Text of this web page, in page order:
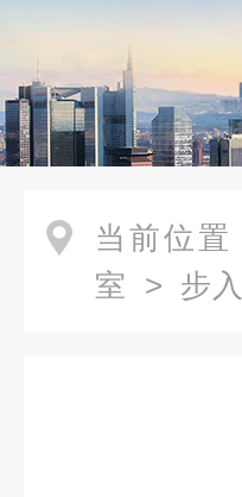
当前位置
室 > 步